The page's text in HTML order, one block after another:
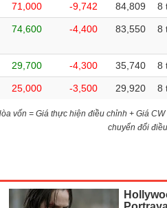
71,000 -9,742 84,809 8
74,600 -4,400 83,550 8
29,700 -4,300 35,740 8
25,000 -3,500 29,920 8
vốn = Giá thực hiện điều chỉnh + Giá CW
chuyển đổi